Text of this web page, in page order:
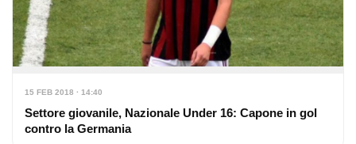
15 FEB 2018 · 14:40
Settore giovanile, Nazionale Under 16: Capone in gol
contro la Germania